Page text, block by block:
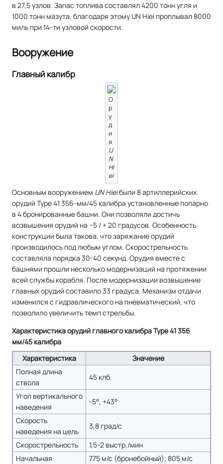
в 27,5 узлов. Запас топлива составлял 4200 тонн угля и
1000 тонн мазута, благодаря этому IJN Hiei проплывал 8000
миль при 14-ти узловой скорости.
Вооружение
Главный калибр
О
р
у
д
и
я
IJ
N
Hi
ei
Основным вооружением IJN Hieiбыли 8 артиллерийских
орудий Type 41 356-мм/45 калибра установленные попарно
в 4 бронированные башни. Они позволяли достичь
возвышения орудий на −5 / + 20 градусов. Особенность
конструкции была такова, что заряжание орудий
производилось под любым углом. Скорострельность
составляла порядка 30-40 секунд. Орудия вместе с
башнями прошли несколько модернизаций на протяжении
всей службы корабля. После модернизации возвышение
главных орудий составило 33 градуса. Механизм отдачи
изменился с гидравлического на пневматический, что
позволило увеличить темп стрельбы.
Характеристика орудий главного калибра Type 41 356
мм/45 калибра
Характеристика
Значение
Полная длина
ствола
45 клб.
Угол вертикального
наведения
-5°, +43°
Скорость
наведения на цель
3,8 град/с
Скорострельность
1,5-2 выстр./мин
Начальная
775 м/с (бронебойный); 805 м/с